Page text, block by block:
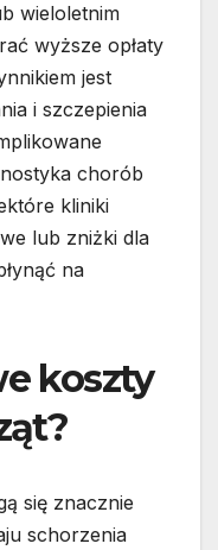
wieloletnim
wyższe opłaty
jest
i szczepienia
chorób
kliniki
lub zniżki dla
na
koszty
się znacznie
schorzenia